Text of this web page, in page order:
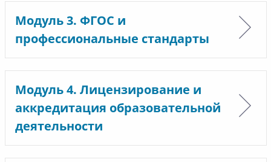
Модуль 3. ФГОС и
профессиональные стандарты
Модуль 4. Лицензирование и
аккредитация образовательной
деятельности